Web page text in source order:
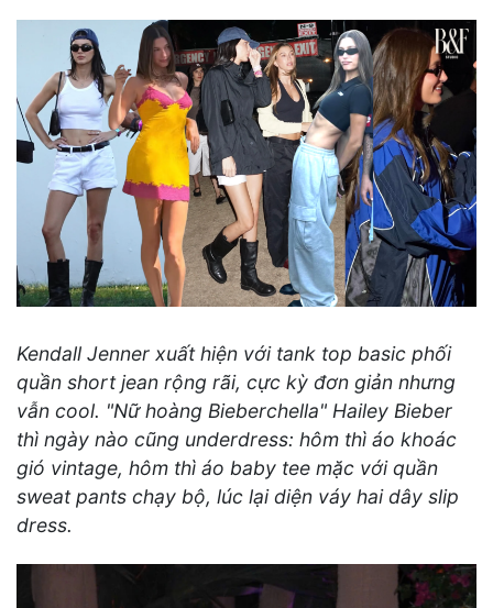
Kendall Jenner xuất hiện với tank top basic phối
quần short jean rộng rãi, cực kỳ đơn giản nhưng
vẫn cool. "Nữ hoàng Bieberchella" Hailey Bieber
thì ngày nào cũng underdress: hôm thì áo khoác
gió vintage, hôm thì áo baby tee mặc với quần
sweat pants chạy bộ, lúc lại diện váy hai dây slip
dress.